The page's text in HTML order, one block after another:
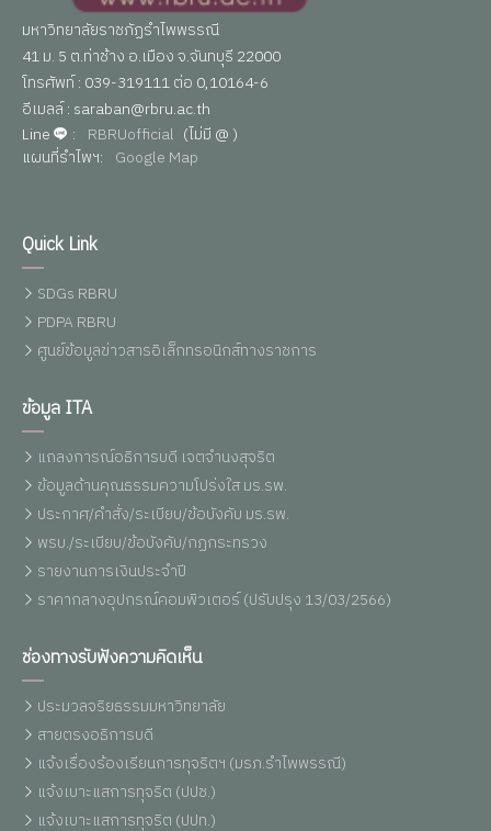
มหาวิทยาลัยราชภัฏรำไพพรรณี
41 ม. 5 ต.ท่าช้าง อ.เมือง จ.จันทบุรี 22000
โทรศัพท์ : 039-319111 ต่อ 0,10164-6
อีเมลล์ : saraban@rbru.ac.th
Line
: RBRUofficial (ไม่มี @ )
แผนที่รำไพฯ: Google Map
Quick Link
SDGs RBRU
PDPA RBRU
ศูนย์ข้อมูลข่าวสารอิเล็กทรอนิกส์ทางราชการ
ข้อมูล ITA
แถลงการณ์อธิการบดี เจตจำนงสุจริต
ข้อมูลด้านคุณธรรมความโปร่งใส มร.รพ.
ประกาศ/คำสั่ง/ระเบียบ/ข้อบังคับ มร.รพ.
พรบ./ระเบียบ/ข้อบังคับ/กฏกระทรวง
รายงานการเงินประจำปี
ราคากลางอุปกรณ์คอมพิวเตอร์ (ปรับปรุง 13/03/2566)
ช่องทางรับฟังความคิดเห็น
ประมวลจริยธรรมมหาวิทยาลัย
สายตรงอธิการบดี
แจ้งเรื่องร้องเรียนการทุจริตฯ (มรภ.รำไพพรรณี)
แจ้งเบาะแสการทุจริต (ปปช.)
แจ้งเบาะแสการทุจริต (ปปท.)